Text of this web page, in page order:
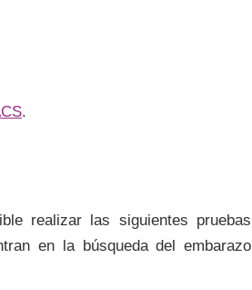
.
realizar las siguientes pruebas
en la búsqueda del embarazo